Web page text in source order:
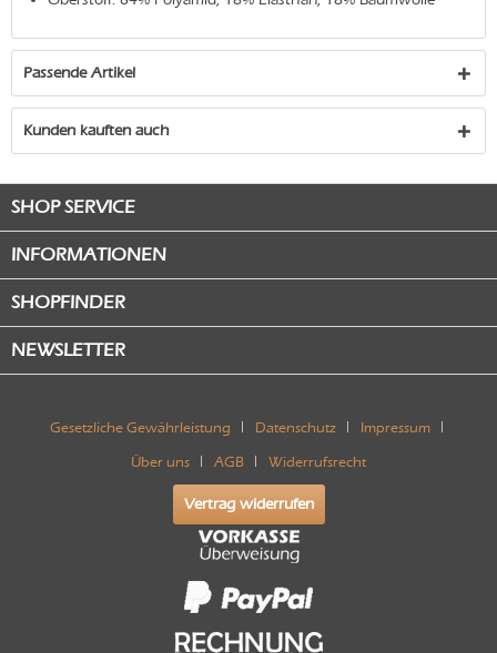
Passende Artikel
Kunden kauften auch
SHOP SERVICE
INFORMATIONEN
SHOPFINDER
NEWSLETTER
Gesetzliche Gewährleistung Datenschutz Impressum
Über uns AGB Widerrufsrecht
Vertrag widerrufen